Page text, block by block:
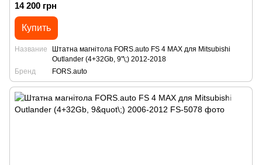
14 200 грн
Купить
Название
Штатна магнітола FORS.auto FS 4 MAX для Mitsubishi
Outlander (4+32Gb, 9"\;) 2012-2018
Бренд
FORS.auto